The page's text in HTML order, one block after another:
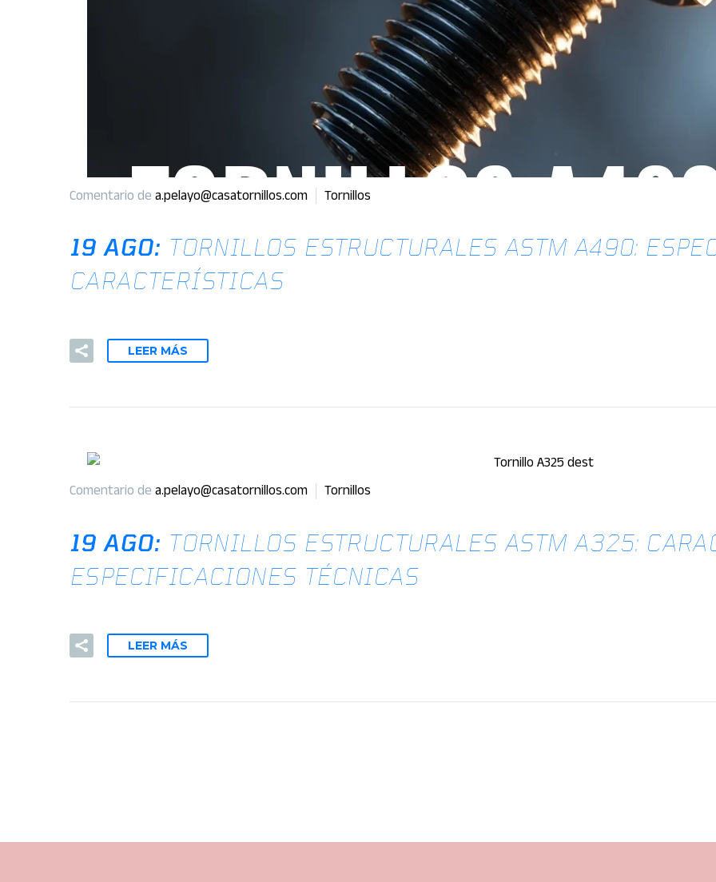
Comentario de a.pelayo@casatornillos.com Tornillos
19 AGO: TORNILLOS ESTRUCTURALES ASTM A490:
CARACTERÍSTICAS
LEER MÁS
Comentario de a.pelayo@casatornillos.com Tornillos
19 AGO: TORNILLOS ESTRUCTURALES ASTM A325:
ESPECIFICACIONES TÉCNICAS
LEER MÁS